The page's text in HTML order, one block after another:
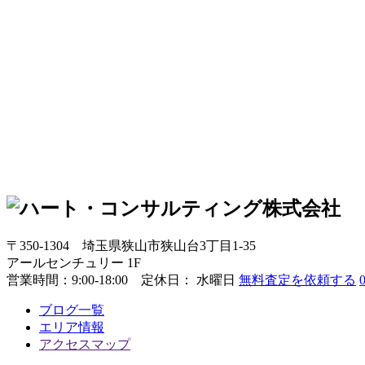
〒350-1304 埼玉県狭山市狭山台3丁目1-35
アールセンチュリー 1F
営業時間： 9:00-18:00 定休日： 水曜日 無料査定を依頼する
ブログ一覧
エリア情報
アクセスマップ